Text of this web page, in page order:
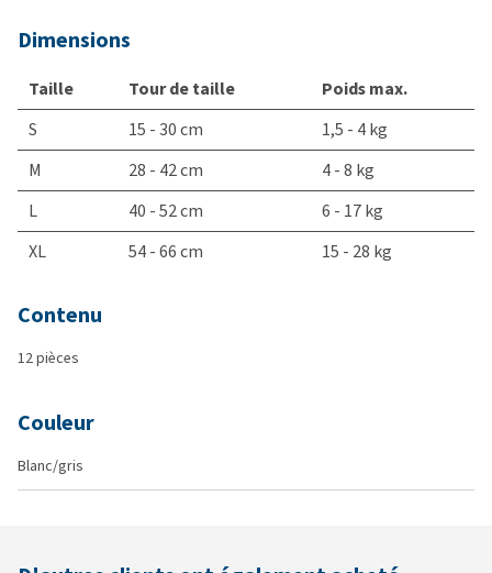
Dimensions
Taille Tour de taille
Poids max.
S
15 - 30 cm
1,5 - 4 kg
M
28 - 42 cm
4 - 8 kg
L
40 - 52 cm
6 - 17 kg
XL
54 - 66 cm 15 - 28 kg
Contenu
12 pièces
Couleur
Blanc/gris